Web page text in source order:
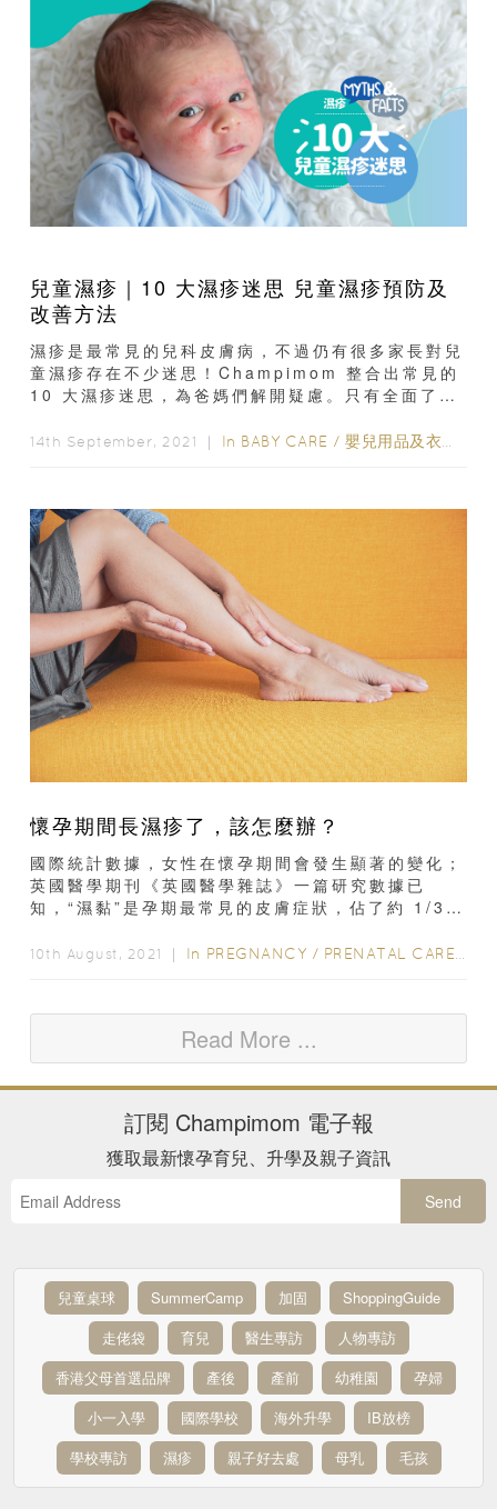
兒童濕疹｜10 大濕疹迷思 兒童濕疹預防及
改善方法
濕疹是最常見的兒科皮膚病，不過仍有很多家長對兒
童濕疹存在不少迷思！Champimom 整合出常見的
10 大濕疹迷思，為爸媽們解開疑慮。只有全面了解
14th September, 2021 ｜ In BABY CARE / 嬰兒用品及衣物
懷孕期間長濕疹了，該怎麼辦？
國際統計數據，女性在懷孕期間會發生顯著的變化；
英國醫學期刊《英國醫學雜誌》一篇研究數據已
知，“濕黏”是孕期最常見的皮膚症狀，佔了約 1/3
10th August, 2021 ｜ In PREGNANCY / PRENATAL CARE
Read More ...
訂閱 Champimom 電子報
獲取最新懷孕育兒、升學及親子資訊
Send
兒童桌球 SummerCamp 加固
ShoppingGuide
走佬袋
育兒 醫生專訪
人物專訪
香港父母首選品牌
產後 產前 幼稚園
孕婦
小一入學
國際學校 海外升學
IB放榜
學校專訪
濕疹 親子好去處 母乳 毛孩